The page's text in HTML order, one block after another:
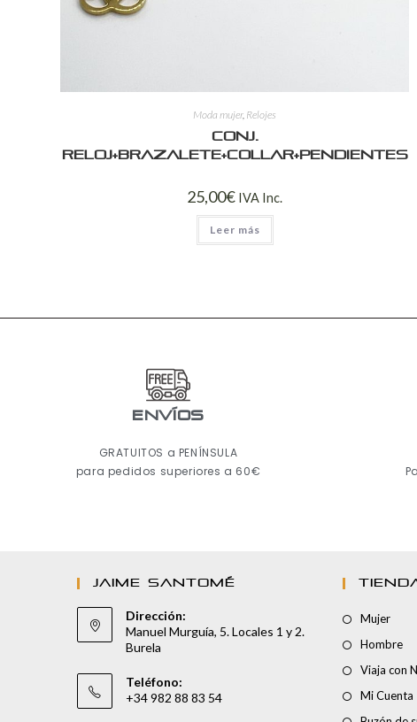
Moda mujer, Relojes
Conj.
reloj+brazalete+collar+pendientes
25,00€ IVA Inc.
Leer más
ENVÍOS
GRATUITOS a PENÍNSULA
para pedidos superiores a 60€
JAIME SANTOMÉ
Dirección:
Manuel Murguía, 5. Locales 1 y 2.
Burela
Teléfono:
+34 982 88 83 54
Mujer
Hombre
Viaja con
Mi Cuenta